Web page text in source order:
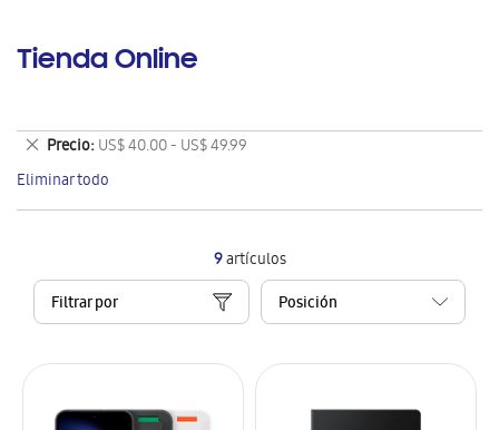
Tienda Online
9artículos
Filtrar por
Precio US$ 40.00 - US$ 49.99
Eliminar
este
artículo
Eliminar todo